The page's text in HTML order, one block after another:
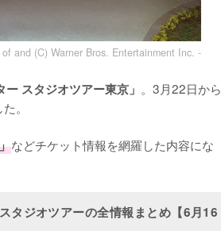
and (C) Warner Bros. Entertainment Inc. -
ー スタジオツアー東京」 。3月22日から
。
などチケット情報を網羅した内容にな
タジオツアーの全情報まとめ【6月16